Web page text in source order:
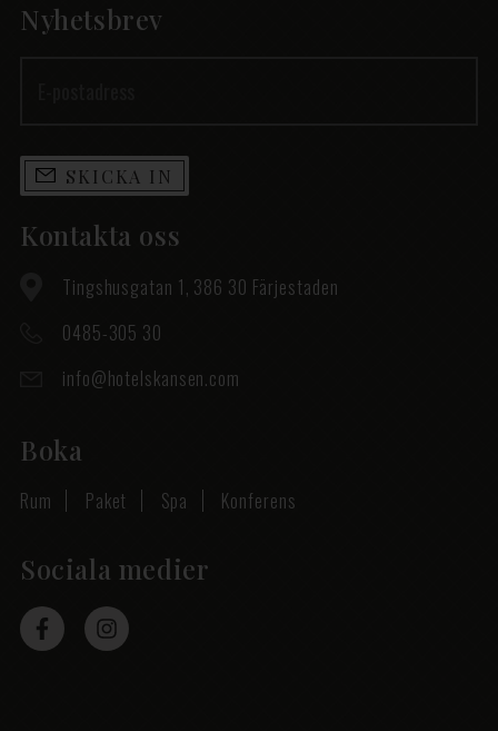
Nyhetsbrev
SKICKA IN
Kontakta oss
Tingshusgatan 1, 386 30 Färjestaden
0485-305 30
info@hotelskansen.com
Boka
Rum Paket Spa Konferens
Sociala medier